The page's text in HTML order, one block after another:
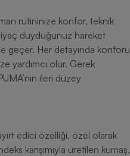
rutininize konfor, teknik
duyduğunuz hareket
geçer. Her detayında konforu
yardımcı olur. Gerek
ileri düzey
edici özelliği, özel olarak
karışımıyla üretilen kumaş,